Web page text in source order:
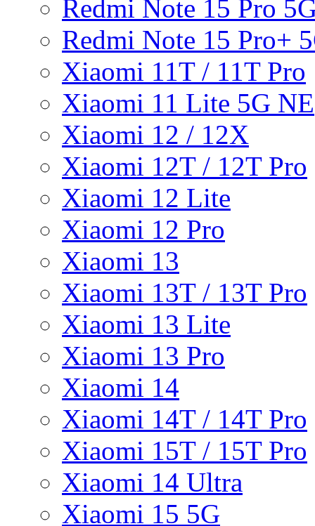
Redmi Note 15 Pro
Redmi Note 15 Pro+
Xiaomi 11T / 11T Pro
Xiaomi 11 Lite 5G NE
Xiaomi 12 / 12X
Xiaomi 12T / 12T Pro
Xiaomi 12 Lite
Xiaomi 12 Pro
Xiaomi 13
Xiaomi 13T / 13T Pro
Xiaomi 13 Lite
Xiaomi 13 Pro
Xiaomi 14
Xiaomi 14T / 14T Pro
Xiaomi 15T / 15T Pro
Xiaomi 14 Ultra
Xiaomi 15 5G